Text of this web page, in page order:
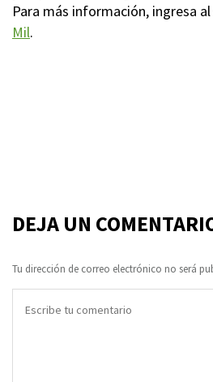
Para más información, ingresa
Mil.
DEJA UN
Tu dirección de correo electrónico no será